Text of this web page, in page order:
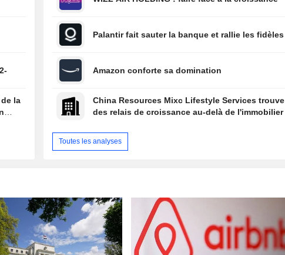
la
Palantir fait sauter la banque et rallie les fidèles
Amazon conforte sa domination
China Resources Mixc Lifestyle Services trouve
des relais de croissance au-delà de l'immobilier
Toutes les analyses